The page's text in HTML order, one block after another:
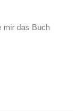
mir das Buch